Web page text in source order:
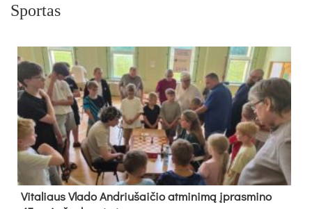
Sportas
Vi­ta­liaus Vla­do And­riu­šai­čio at­mi­ni­mą įpras­mi­no